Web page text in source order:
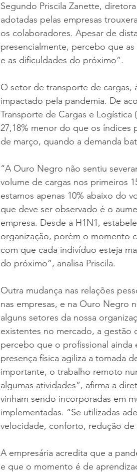
Segundo Priscila Zanette,
adotadas pelas empresas
os colaboradores. Apesar de
presencialmente, percebo que
e as dificuldades do próximo”.
O setor de transporte de cargas,
impactado pela pandemia. De
Transporte de Cargas e
27,18% menor do que os índices
de março, quando a demanda
“A Ouro Negro não sentiu
volume de cargas nos primeiros
estamos apenas 10% abaixo do
que deve ser observado é o
empresa. Desde a H1N1,
organização, porém o momento
com que cada indivíduo esteja
do próximo”, analisa Priscila.
Outra mudança nas relações
nas empresas, e na Ouro Negro
alguns setores da nossa
existentes no mercado, a gestão
percebo que o profissional ainda
presença física agiliza a tomada
importante, o trabalho remoto
algumas atividades”, afirma a
vinham sendo incorporadas em
implementadas. “Se utilizadas
velocidade, conforto, redução de
A empresária acredita que a
e que o momento é de